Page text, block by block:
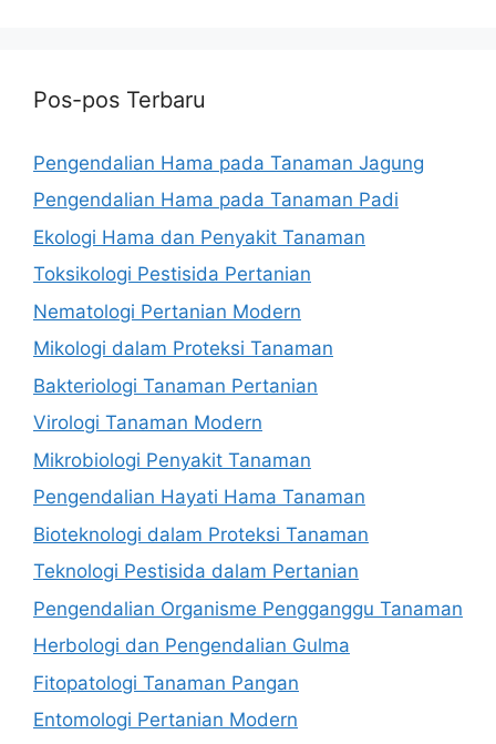
Pos-pos Terbaru
Pengendalian Hama pada Tanaman Jagung
Pengendalian Hama pada Tanaman Padi
Ekologi Hama dan Penyakit Tanaman
Toksikologi Pestisida Pertanian
Nematologi Pertanian Modern
Mikologi dalam Proteksi Tanaman
Bakteriologi Tanaman Pertanian
Virologi Tanaman Modern
Mikrobiologi Penyakit Tanaman
Pengendalian Hayati Hama Tanaman
Bioteknologi dalam Proteksi Tanaman
Teknologi Pestisida dalam Pertanian
Pengendalian Organisme Pengganggu Tanaman
Herbologi dan Pengendalian Gulma
Fitopatologi Tanaman Pangan
Entomologi Pertanian Modern